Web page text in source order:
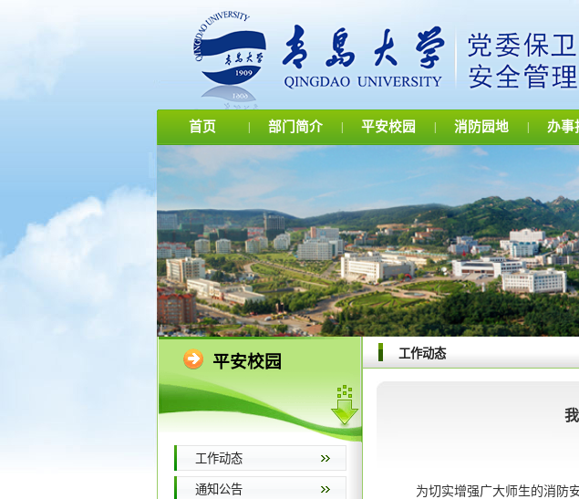
首页 部门简介 平安校园 消防园地 办事
平安校园
工作动态
通知公告
工作动态
为切实增强广大师生的消防